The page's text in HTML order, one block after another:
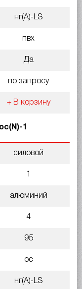
нг(A)-LS
пвх
Да
по запросу
+ В корзину
1
силовой
1
алюминий
4
95
ос
нг(A)-LS